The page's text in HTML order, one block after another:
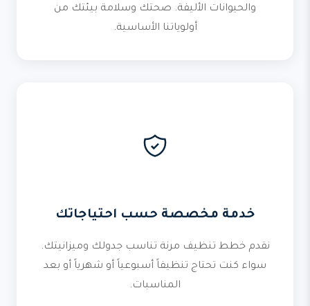
والحيوانات الأليفة. صحتك وسلامة بيئتك من
أولوياتنا الأساسية.
خدمة مخصصة حسب احتياجاتك
نقدم خطط تنظيف مرنة تناسب جدولك وميزانيتك.
سواء كنت تحتاج تنظيفاً أسبوعياً أو شهرياً أو بعد
المناسبات.